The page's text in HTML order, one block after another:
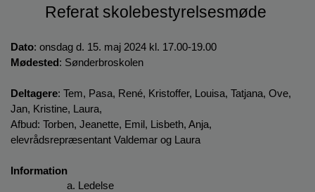
Referat skolebestyrelsesmøde
Dato: onsdag d. 15. maj 2024 kl. 17.00-19.00
Mødested: Sønderbroskolen
Deltagere: Tem, Pasa, René, Kristoffer, Louisa, Tatjana, Ove,
Jan, Kristine, Laura,
Afbud: Torben, Jeanette, Emil, Lisbeth, Anja,
elevrådsrepræsentant Valdemar og Laura
Information
Ledelse